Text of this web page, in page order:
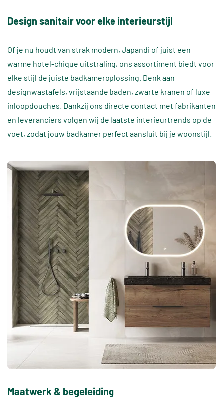
Design sanitair voor elke interieurstijl
Of je nu houdt van strak modern, Japandi of juist een
warme hotel-chique uitstraling, ons assortiment biedt voor
elke stijl de juiste badkameroplossing. Denk aan
designwastafels, vrijstaande baden, zwarte kranen of luxe
inloopdouches. Dankzij ons directe contact met fabrikanten
en leveranciers volgen wij de laatste interieurtrends op de
voet, zodat jouw badkamer perfect aansluit bij je woonstijl.
Maatwerk & begeleiding